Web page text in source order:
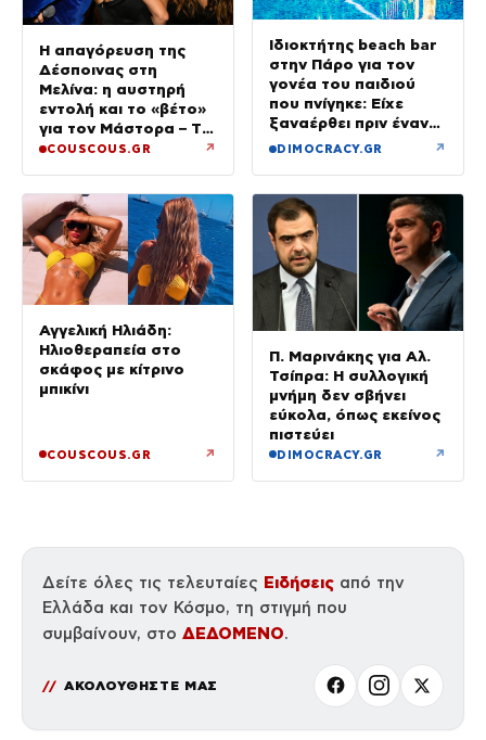
Η απαγόρευση της
Δέσποινας στη
Μελίνα: η αυστηρή
εντολή και το «βέτο»
για τον Μάστορα – Τα
τηλεφωνήματα που
COUSCOUS.GR ↗
Ιδιοκτήτης beach bar
στην Πάρο για τον
γονέα του παιδιού
που πνίγηκε: Είχε
ξαναέρθει πριν έναν
μήνα και
διώξουμε
DIMOCRACY.GR ↗
Αγγελική Ηλιάδη:
Ηλιοθεραπεία στο
σκάφος με κίτρινο
μπικίνι
COUSCOUS.GR ↗
Π. Μαρινάκης για Αλ.
Τσίπρα: Η συλλογική
μνήμη δεν σβήνει
εύκολα, όπως εκείνος
πιστεύει
DIMOCRACY.GR ↗
Δείτε όλες τις τελευταίες Ειδήσεις από την
Ελλάδα και τον Κόσμο, τη στιγμή που
συμβαίνουν, στο ΔΕΔΟΜΕΝΟ.
ΑΚΟΛΟΥΘΗΣΤΕ ΜΑΣ